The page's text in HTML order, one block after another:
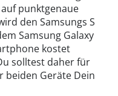
punktgenaue
den Samsungs S
Samsung Galaxy
kostet
solltest daher für
beiden Geräte Dein